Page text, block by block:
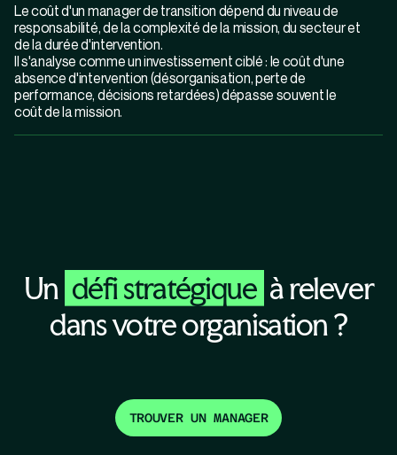
Le coût d'un manager de transition dépend du niveau de
responsabilité, de la complexité de la mission, du secteur et
de la durée d'intervention.
Il s'analyse comme un investissement ciblé : le coût d'une
absence d'intervention (désorganisation, perte de
performance, décisions retardées) dépasse souvent le
coût de la mission.
Un défi stratégique à relever
dans votre organisation ?
TROUVER UN MANAGER